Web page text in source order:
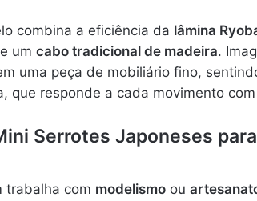
combina a eficiência da lâmina
um cabo tradicional de madeira.
uma peça de mobiliário fino,
que responde a cada movimento
Serrotes Japoneses
trabalha com modelismo ou